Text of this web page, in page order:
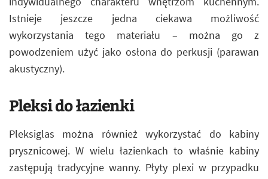
Istnieje jeszcze jedna ciekawa możliwość
wykorzystania tego materiału – można go z
powodzeniem użyć jako osłona do perkusji (parawan
akustyczny).
Pleksi do łazienki
Pleksiglas można również wykorzystać do kabiny
prysznicowej. W wielu łazienkach to właśnie kabiny
zastępują tradycyjne wanny. Płyty plexi w przypadku